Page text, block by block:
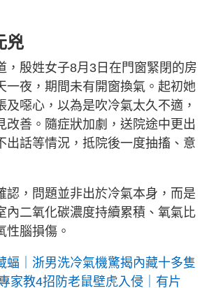
兇
，殷姓女子8月3日在門窗緊閉的房
一夜，期間未有開窗換氣。起初她
及噁心，以為是吹冷氣太久不適，
改善。隨症狀加劇，送院途中更出
出話等情況，抵院後一度抽搐、意
認，問題並非出於冷氣本身，而是
內二氧化碳濃度持續累積、氧氣比
性腦損傷。
蝠｜浙男洗冷氣機驚揭內藏十多隻
家教4招防老鼠壁虎入侵｜有片